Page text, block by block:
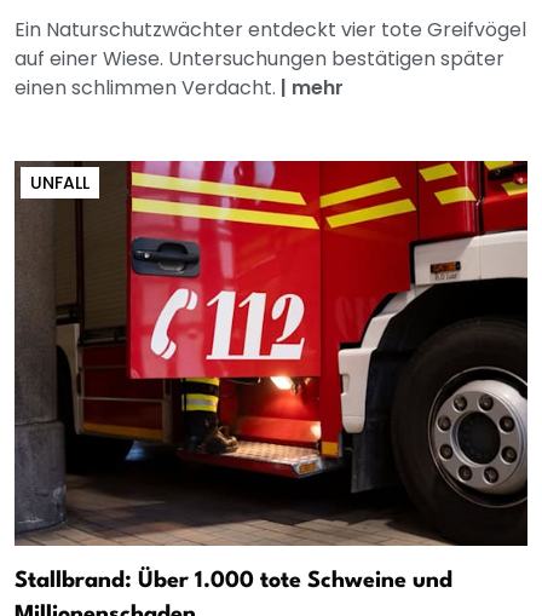
Ein Naturschutzwächter entdeckt vier tote Greifvögel
auf einer Wiese. Untersuchungen bestätigen später
einen schlimmen Verdacht. | mehr
UNFALL
Stallbrand: Über 1.000 tote Schweine und